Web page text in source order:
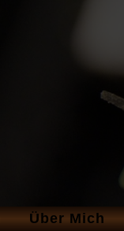
Über Mich